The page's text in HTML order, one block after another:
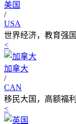
美国
/
USA
世界经济，教育强国
<
加拿大
/
CAN
移民大国，高额福利
<